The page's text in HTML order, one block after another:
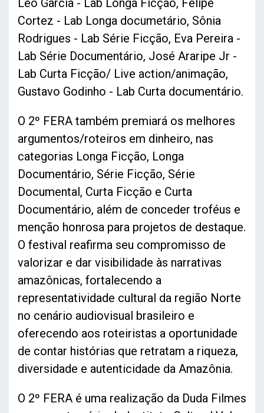
Leo Garcia - Lab Longa Ficção, Felipe
Cortez - Lab Longa documetário, Sônia
Rodrigues - Lab Série Ficção, Eva Pereira -
Lab Série Documentário, José Araripe Jr -
Lab Curta Ficção/ Live action/animação,
Gustavo Godinho - Lab Curta documentário.
O 2º FERA também premiará os melhores
argumentos/roteiros em dinheiro, nas
categorias Longa Ficção, Longa
Documentário, Série Ficção, Série
Documental, Curta Ficção e Curta
Documentário, além de conceder troféus e
menção honrosa para projetos de destaque.
O festival reafirma seu compromisso de
valorizar e dar visibilidade às narrativas
amazônicas, fortalecendo a
representatividade cultural da região Norte
no cenário audiovisual brasileiro e
oferecendo aos roteiristas a oportunidade
de contar histórias que retratam a riqueza,
diversidade e autenticidade da Amazônia.
O 2º FERA é uma realização da Duda Filmes